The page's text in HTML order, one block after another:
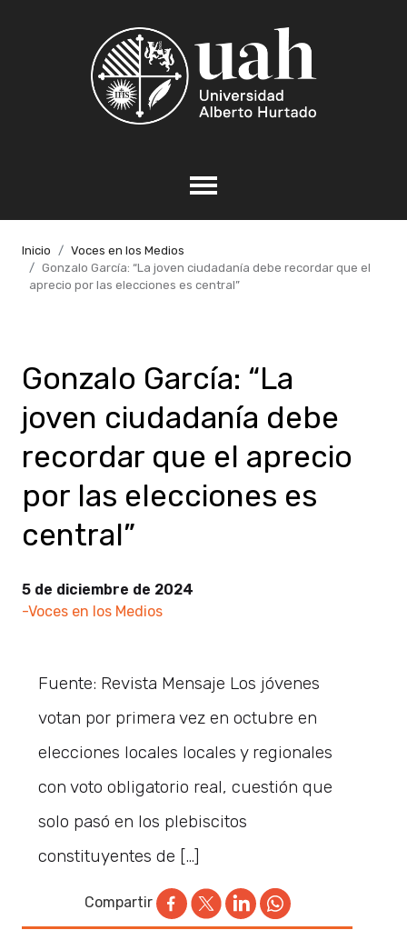
Inicio
Voces en los Medios
Gonzalo García: “La joven ciudadanía debe recordar que el
aprecio por las elecciones es central”
Gonzalo García: “La
joven ciudadanía debe
recordar que el aprecio
por las elecciones es
central”
5 de diciembre de 2024
-Voces en los Medios
Fuente: Revista Mensaje Los jóvenes
votan por primera vez en octubre en
elecciones locales locales y regionales
con voto obligatorio real, cuestión que
solo pasó en los plebiscitos
constituyentes de […]
Compartir